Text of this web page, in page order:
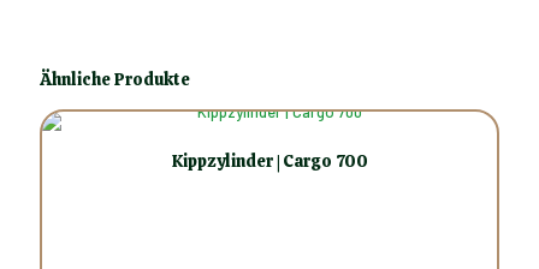
Ähnliche Produkte
Kippzylinder | Cargo 700